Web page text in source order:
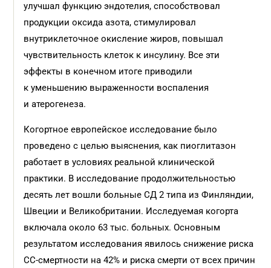
улучшал функцию эндотелия, способствовал
продукции оксида азота, стимулировал
внутриклеточное окисление жиров, повышал
чувствительность клеток к инсулину. Все эти
эффекты в конечном итоге приводили
к уменьшению выраженности воспаления
и атерогенеза.
Когортное европейское исследование было
проведено с целью выяснения, как пиоглитазон
работает в условиях реальной клинической
практики. В исследование продолжительностью
десять лет вошли больные СД 2 типа из Финляндии,
Швеции и Великобритании. Исследуемая когорта
включала около 63 тыс. больных. Основным
результатом исследования явилось снижение риска
СС-смертности на 42% и риска смерти от всех причин